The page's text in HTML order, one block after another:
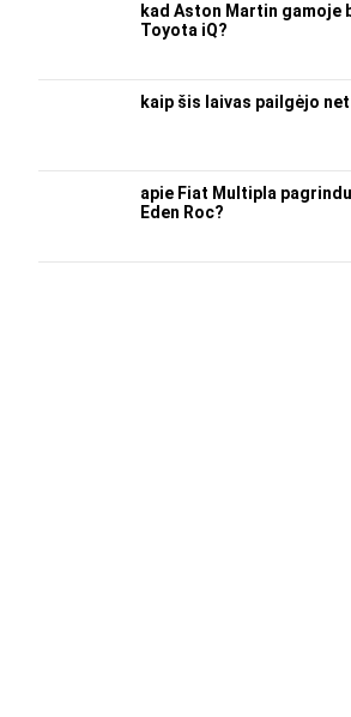
kad Aston Martin gamoje
Toyota iQ?
kaip šis laivas pailgėjo
apie Fiat Multipla
Eden Roc?